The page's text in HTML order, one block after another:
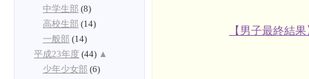
【男子最終結果
中学生部 (8)
高校生部 (14)
一般部 (14)
平成23年度 (44) ▲
少年少女部 (6)